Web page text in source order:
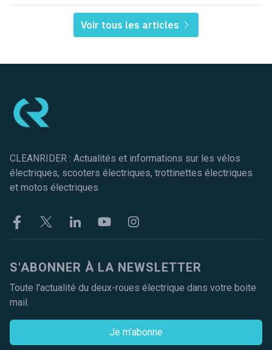
Voir tous les articles
CLEANRIDER : Actualités et informations sur les vélos
électriques, scooters électriques, trottinettes électriques
et motos électriques
FacebookTwitter LinkekinYoutubeInstagram
S'ABONNER À LA NEWSLETTER
Toute l'actualité du deux-roues électrique dans votre boite
mail.
Je m'abonne